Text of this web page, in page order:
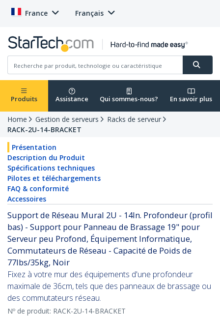
France Français
Produits Assistance Qui sommes-nous? En savoir plus
Home Gestion de serveurs
Racks de serveur
RACK-2U-14-BRACKET
Présentation
Description du Produit
Spécifications techniques
Pilotes et téléchargements
FAQ & conformité
Accessoires
Support de Réseau Mural 2U - 14In. Profondeur (profil
bas) - Support pour Panneau de Brassage 19" pour
Serveur peu Profond, Équipement Informatique,
Commutateurs de Réseau - Capacité de Poids de
77lbs/35kg, Noir
Fixez à votre mur des équipements d'une profondeur
maximale de 36cm, tels que des panneaux de brassage ou
des commutateurs réseau.
Nº de produit: RACK-2U-14-BRACKET